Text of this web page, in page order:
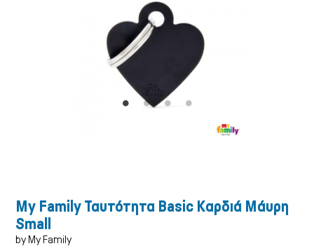
My Family Ταυτότητα Basic Καρδιά Μάυρη
Small
by My Family